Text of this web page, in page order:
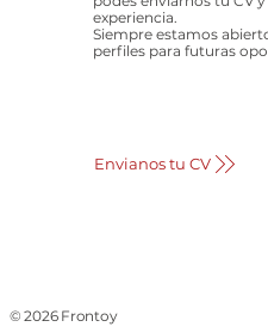
© 2026 Frontoy
experiencia.
Siempre estamos
perfiles para futuras
Envianos tu CV